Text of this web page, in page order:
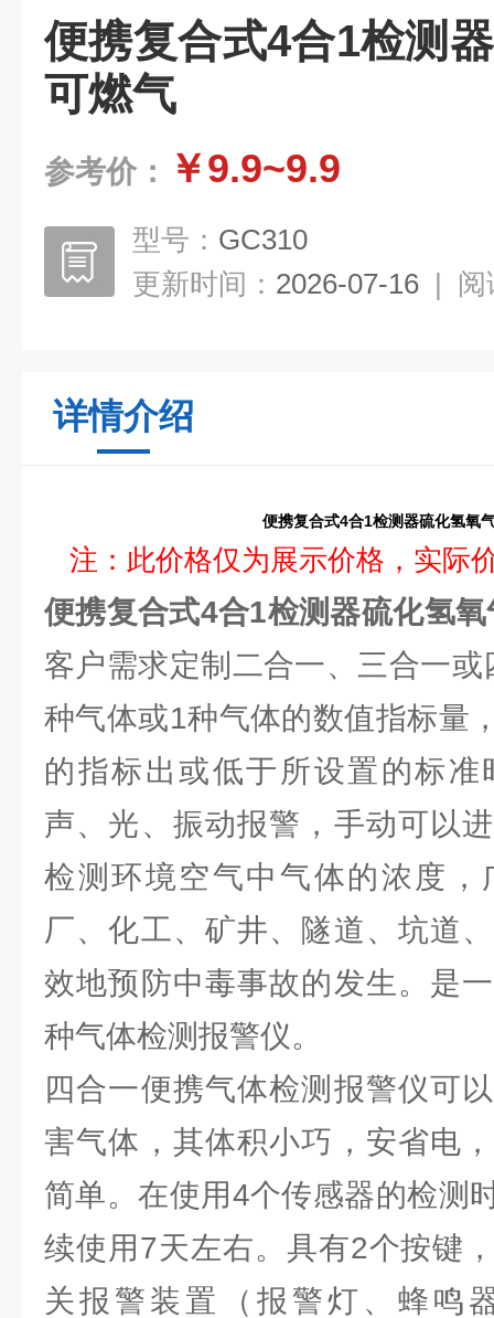
便携复合式4合1检测
可燃气
参考价： ￥9.9~9.9
型号： GC310
更新时间： 2026-07-16 | 阅
详情介绍
便携复合式4合1检测器硫化氢氧
注：此价格仅为展示价格，实际
便携复合式4合1检测器硫化氢
客户需求定制二合一、三合一
种气体或1种气体的数值指标量
的指标出或低于所设置的标
声、光、振动报警，手动可以
检测环境空气中气体的浓度，
厂、化工、矿井、隧道、坑道
效地预防中毒事故的发生。是
种气体检测报警仪。
四合一便携气体检测报警仪可
害气体，其体积小巧，安省电
简单。在使用4个传感器的检测
续使用7天左右。具有2个按键
关报警装置（报警灯、蜂鸣